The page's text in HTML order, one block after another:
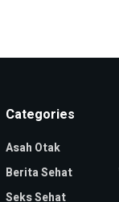
Categories
Asah Otak
Berita Sehat
Seks Sehat